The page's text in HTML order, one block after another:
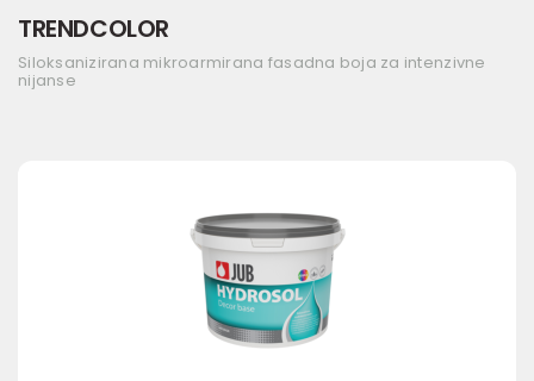
TRENDCOLOR
Siloksanizirana mikroarmirana fasadna boja za intenzivne
nijanse